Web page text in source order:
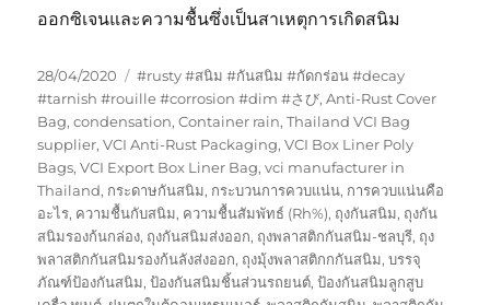
ออกซิเจนและความชื้นซึ่งเป็นสาเหตุการเกิดสนิม
Posted
on
28/04/2020 Tags
#rusty #สนิม #กันสนิม #กัดกร่อน #decay
#tarnish #rouille #corrosion #dim #さび,Anti-Rust Cover
Bag,condensation,Container rain,Thailand VCI Bag
supplier,VCI Anti-Rust Packaging,VCI Box Liner Poly
Bags,VCI Export Box Liner Bag,vci manufacturer in
Thailand, กระดาษกันสนิม, กระบวนการควบแน่น, การควบแน่นคือ
อะไร, ความชื้นกับสนิม, ความชื้นสัมพัทธ์ (Rh%), ถุงกันสนิม, ถุงกัน
สนิมรองก้นกล่อง, ถุงกันสนิมส่งออก, ถุงพลาสติกกันสนิม-ชลบุรี, ถุง
พลาสติกกันสนิมรองก้นลังส่งออก, ถุงมุ้งพลาสติกกกันสนิม,บรรจุ
ภัณฑ์ป้องกันสนิม,ป้องกันสนิมชิ้นส่วนรถยนต์,ป้องกันสนิมลูกสูบ